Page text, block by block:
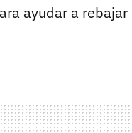
ayudar a